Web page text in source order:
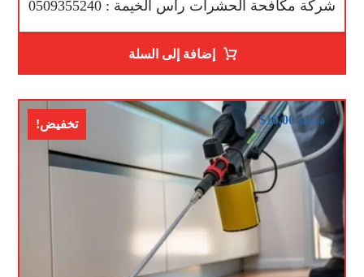
شركة مكافحة الحشرات رأس الخيمة : 0509355240
إضافة إلى السلة
تخفيض! $20.00
$10.00